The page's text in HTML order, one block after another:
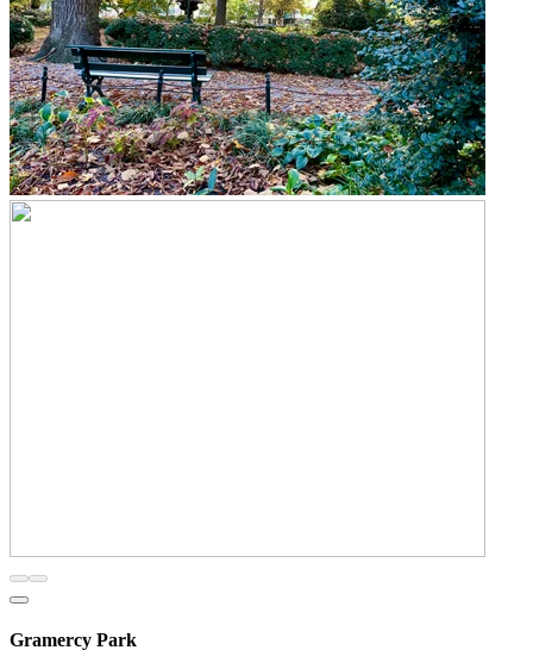
Gramercy Park